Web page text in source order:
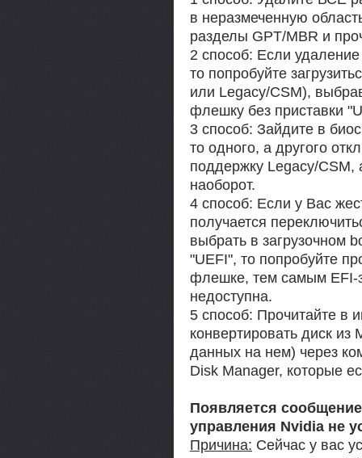
в неразмеченную
разделы GPT/MBR и
2 способ: Если
то попробуйте
или Legacy/CSM),
флешку без приставки
3 способ: Зайдите в
то одного, а другого
поддержку Legacy/CSM,
наоборот.
4 способ: Если у Вас
получается
выбрать в загрузочном
"UEFI", то попробуйте
флешке, тем самым EFI-
недоступна.
5 способ: Прочитайте в
конвертировать диск из
данных на нем) через
Disk Manager, которые
Появляется
управления Nvidia не
Причина: Сейчас у вас